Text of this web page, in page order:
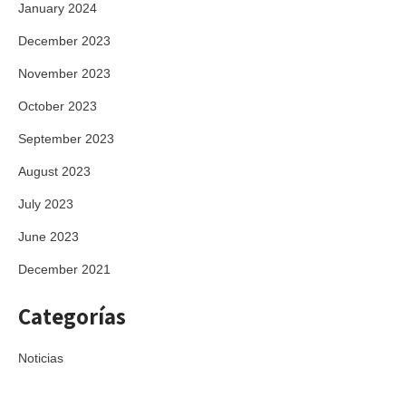
January 2024
December 2023
November 2023
October 2023
September 2023
August 2023
July 2023
June 2023
December 2021
Categorías
Noticias